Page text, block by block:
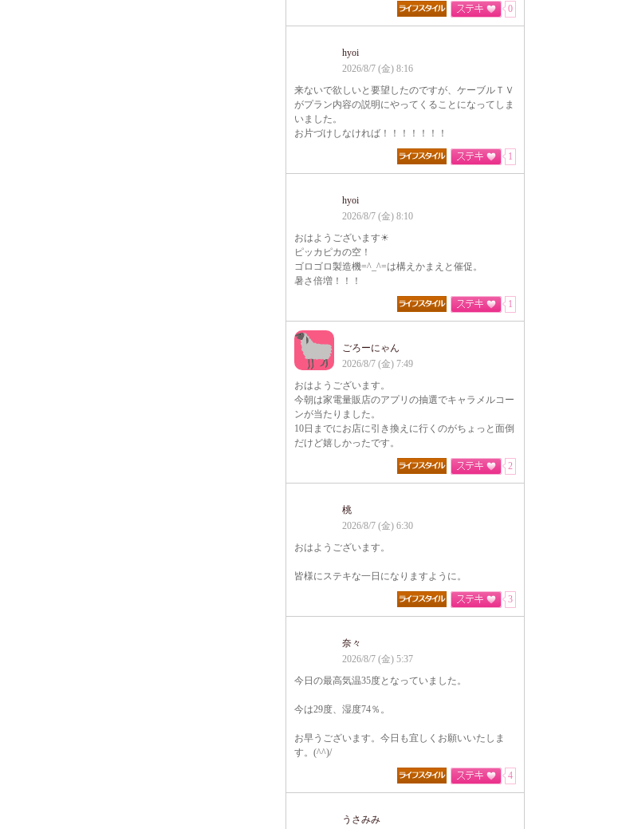
0
hyoi
2026/8/7 (金) 8:16
来ないで欲しいと要望したのですが、ケーブルＴＶ
がプラン内容の説明にやってくることになってしま
いました。
お片づけしなければ！！！！！！！
1
hyoi
2026/8/7 (金) 8:10
おはようございます☀
ピッカピカの空！
ゴロゴロ製造機=^_^=は構えかまえと催促。
暑さ倍増！！！
1
ごろーにゃん
2026/8/7 (金) 7:49
おはようございます。
今朝は家電量販店のアプリの抽選でキャラメルコー
ンが当たりました。
10日までにお店に引き換えに行くのがちょっと面倒
だけど嬉しかったです。
2
桃
2026/8/7 (金) 6:30
おはようございます。
皆様にステキな一日になりますように。
3
奈々
2026/8/7 (金) 5:37
今日の最高気温35度となっていました。
今は29度、湿度74％。
お早うございます。今日も宜しくお願いいたしま
す。(^^)/
4
うさみみ